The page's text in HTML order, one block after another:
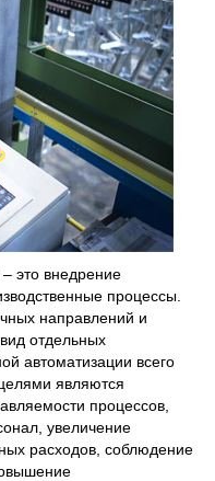
– это внедрение
процессы.
направлений и
отдельных
автоматизации всего
являются
процессов,
увеличение
расходов, соблюдение